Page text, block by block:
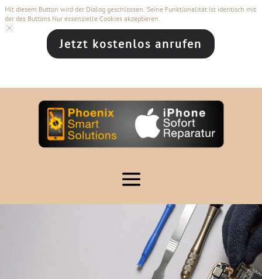
Jetzt kostenlos anrufen
Mit diesem Button wird der Dialog geschlossen. Seine Funktionalität ist identisch mit
der des Buttons Nur essenzielle Cookies akzeptieren.